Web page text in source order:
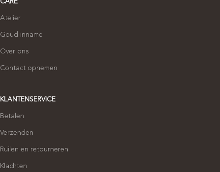
Atelier
Goud inname
Over ons
Contact opnemen
KLANTENSERVICE
Betalen
Verzenden
Ruilen en retourneren
Klachten